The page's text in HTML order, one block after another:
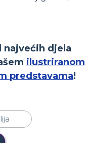
najvećih djela
ilustriranom
predstavama!